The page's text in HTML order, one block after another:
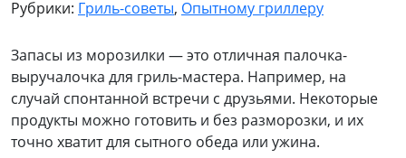
Рубрики: Гриль-советы, Опытному гриллеру
Запасы из морозилки — это отличная палочка-
выручалочка для гриль-мастера. Например, на
случай спонтанной встречи с друзьями. Некоторые
продукты можно готовить и без разморозки, и их
точно хватит для сытного обеда или ужина.